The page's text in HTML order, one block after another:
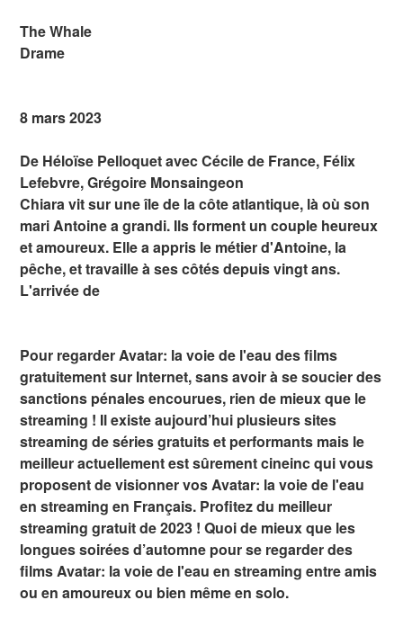
The Whale
Drame
8 mars 2023
De Héloïse Pelloquet avec Cécile de France, Félix
Lefebvre, Grégoire Monsaingeon
Chiara vit sur une île de la côte atlantique, là où son
mari Antoine a grandi. Ils forment un couple heureux
et amoureux. Elle a appris le métier d'Antoine, la
pêche, et travaille à ses côtés depuis vingt ans.
L'arrivée de
Pour regarder Avatar: la voie de l'eau des films
gratuitement sur Internet, sans avoir à se soucier des
sanctions pénales encourues, rien de mieux que le
streaming ! Il existe aujourd’hui plusieurs sites
streaming de séries gratuits et performants mais le
meilleur actuellement est sûrement cineinc qui vous
proposent de visionner vos Avatar: la voie de l'eau
en streaming en Français. Profitez du meilleur
streaming gratuit de 2023 ! Quoi de mieux que les
longues soirées d’automne pour se regarder des
films Avatar: la voie de l'eau en streaming entre amis
ou en amoureux ou bien même en solo.